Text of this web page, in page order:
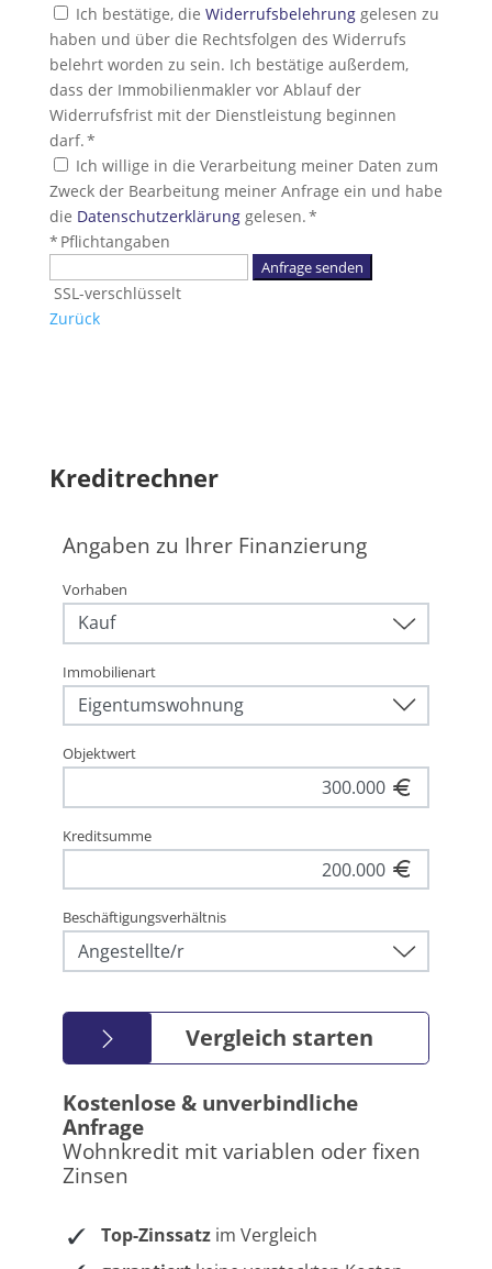
Ich bestätige, die Widerrufsbelehrunggelesen zu
haben und über die Rechtsfolgen des Widerrufs
belehrt worden zu sein. Ich bestätige außerdem,
dass der Immobilienmakler vor Ablauf der
Widerrufsfrist mit der Dienstleistung beginnen
darf. *
Ich willige in die Verarbeitung meiner Daten zum
Zweck der Bearbeitung meiner Anfrage ein und habe
die Datenschutzerklärunggelesen. *
* Pflichtangaben
Anfrage senden
SSL-verschlüsselt
Zurück
Kreditrechner